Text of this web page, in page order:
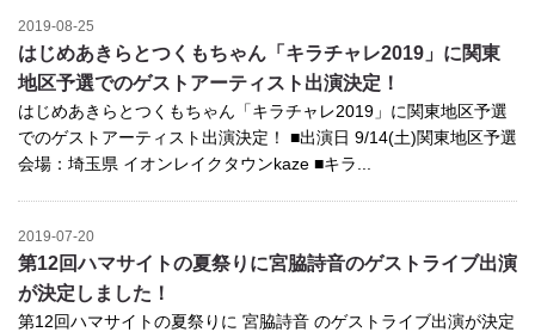
2019-08-25
はじめあきらとつくもちゃん「キラチャレ2019」に関東
地区予選でのゲストアーティスト出演決定！
はじめあきらとつくもちゃん「キラチャレ2019」に関東地区予選
でのゲストアーティスト出演決定！ ■出演日 9/14(土)関東地区予選
会場：埼玉県 イオンレイクタウンkaze ■キラ...
2019-07-20
第12回ハマサイトの夏祭りに宮脇詩音のゲストライブ出演
が決定しました！
第12回ハマサイトの夏祭りに 宮脇詩音 のゲストライブ出演が決定